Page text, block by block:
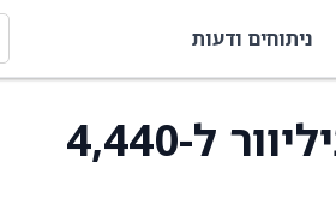
ניתוחים ודעות
UBS הורידה את מחיר היעד של יוניליוור ל-4,440